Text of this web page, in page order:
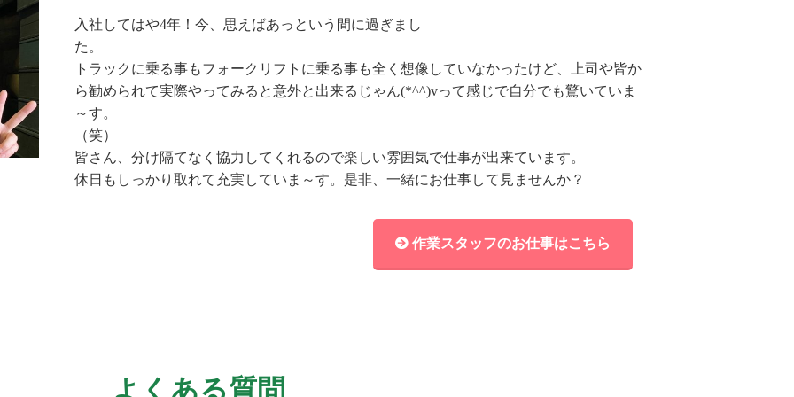
入社してはや4年！今、思えばあっという間に過ぎまし
た。
トラックに乗る事もフォークリフトに乗る事も全く想像していなかったけど、上司や皆か
ら勧められて実際やってみると意外と出来るじゃん(*^^)vって感じで自分でも驚いていま
～す。
（笑）
皆さん、分け隔てなく協力してくれるので楽しい雰囲気で仕事が出来ています。
休日もしっかり取れて充実していま～す。是非、一緒にお仕事して見ませんか？
作業スタッフのお仕事はこちら
よくある質問